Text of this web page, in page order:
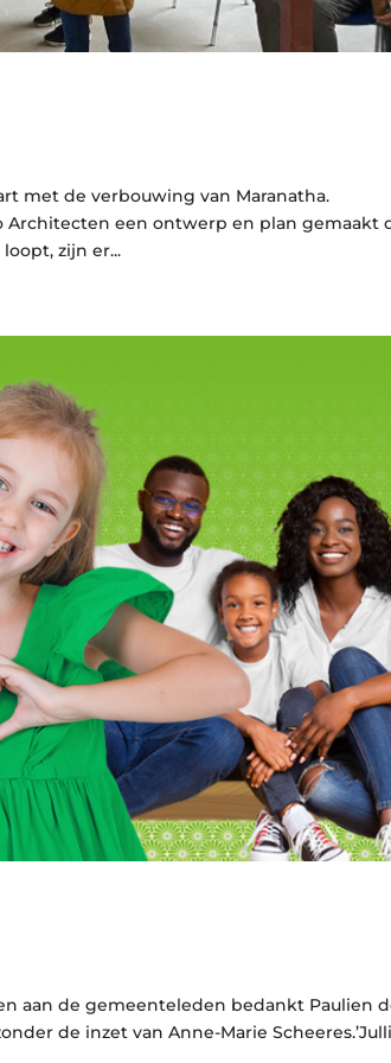
met de verbouwing van Maranatha.
een ontwerp en plan gemaakt
zijn er...
aan de gemeenteleden bedankt Paulien
de inzet van Anne-Marie